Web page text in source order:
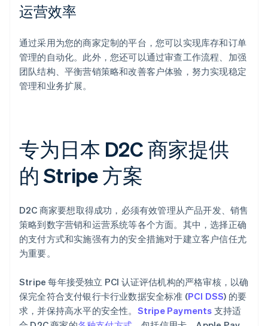
运营效率
通过采用为您的商家定制的平台，您可以实现库存和订单
管理的自动化。此外，您还可以通过审查工作流程、加强
团队结构、平衡营销策略和改善客户体验，努力实现稳定
管理和业务扩展。
专为日本 D2C 商家提供
的 Stripe 方案
D2C 商家要想取得成功，必须有效管理从产品开发、销售
策略到数字营销和运营系统等各个方面。其中，选择正确
的支付方式和实施强有力的安全措施对于建立客户信任尤
为重要。
Stripe 每年接受独立 PCI 认证评估机构的严格审核，以确
保完全符合支付银行卡行业数据安全标准 (PCI DSS) 的要
求，并保持高水平的安全性。 Stripe Payments 支持适